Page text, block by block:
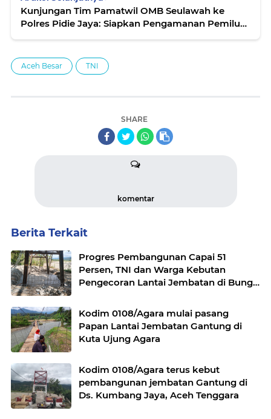
Kunjungan Tim Pamatwil OMB Seulawah ke
Polres Pidie Jaya: Siapkan Pengamanan Pemilu
Aceh Besar TNI
SHARE
komentar
Berita Terkait
Progres Pembangunan Capai 51
Persen, TNI dan Warga Kebutan
Pengecoran Lantai Jembatan di Bunga
Kodim 0108/Agara mulai pasang
Papan Lantai Jembatan Gantung di
Kuta Ujung Agara
Kodim 0108/Agara terus kebut
pembangunan jembatan Gantung di
Ds. Kumbang Jaya, Aceh Tenggara